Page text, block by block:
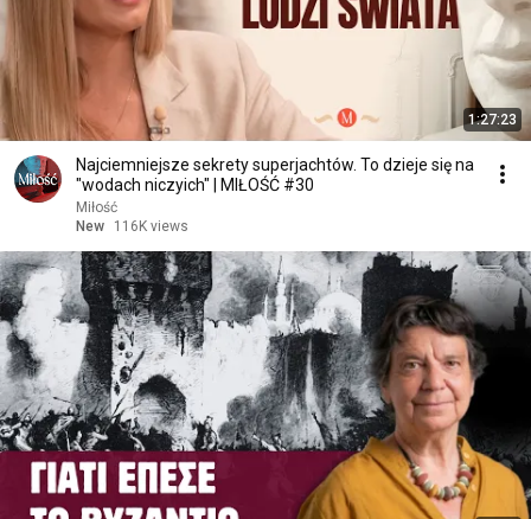
1:27:23
Najciemniejsze sekrety superjachtów. To dzieje się na
"wodach niczyich" | MIŁOŚĆ #30
Miłość
New
116K views